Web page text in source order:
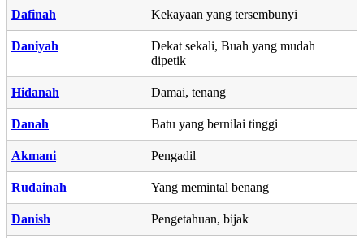
Dafinah Kekayaan yang tersembunyi
Daniyah
Dekat sekali, Buah yang mudah
dipetik
Hidanah Damai, tenang
Danah Batu yang bernilai tinggi
Akmani Pengadil
Rudainah Yang memintal benang
Danish Pengetahuan, bijak